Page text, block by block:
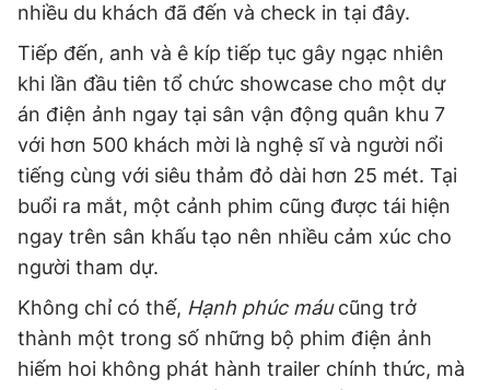
nhiều du khách đã đến và check in tại đây.
Tiếp đến, anh và ê kíp tiếp tục gây ngạc nhiên
khi lần đầu tiên tổ chức showcase cho một dự
án điện ảnh ngay tại sân vận động quân khu 7
với hơn 500 khách mời là nghệ sĩ và người nổi
tiếng cùng với siêu thảm đỏ dài hơn 25 mét. Tại
buổi ra mắt, một cảnh phim cũng được tái hiện
ngay trên sân khấu tạo nên nhiều cảm xúc cho
người tham dự.
Không chỉ có thế, Hạnh phúc máucũng trở
thành một trong số những bộ phim điện ảnh
hiếm hoi không phát hành trailer chính thức, mà